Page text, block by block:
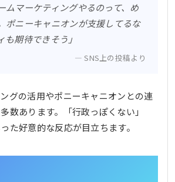
ムマーケティングやるのって、め
ポニーキャニオンが支援してるな
も期待できそう」
SNS上の投稿より
グの活用やポニーキャニオンとの連
数あります。「行政っぽくない」
た好意的な反応が目立ちます。